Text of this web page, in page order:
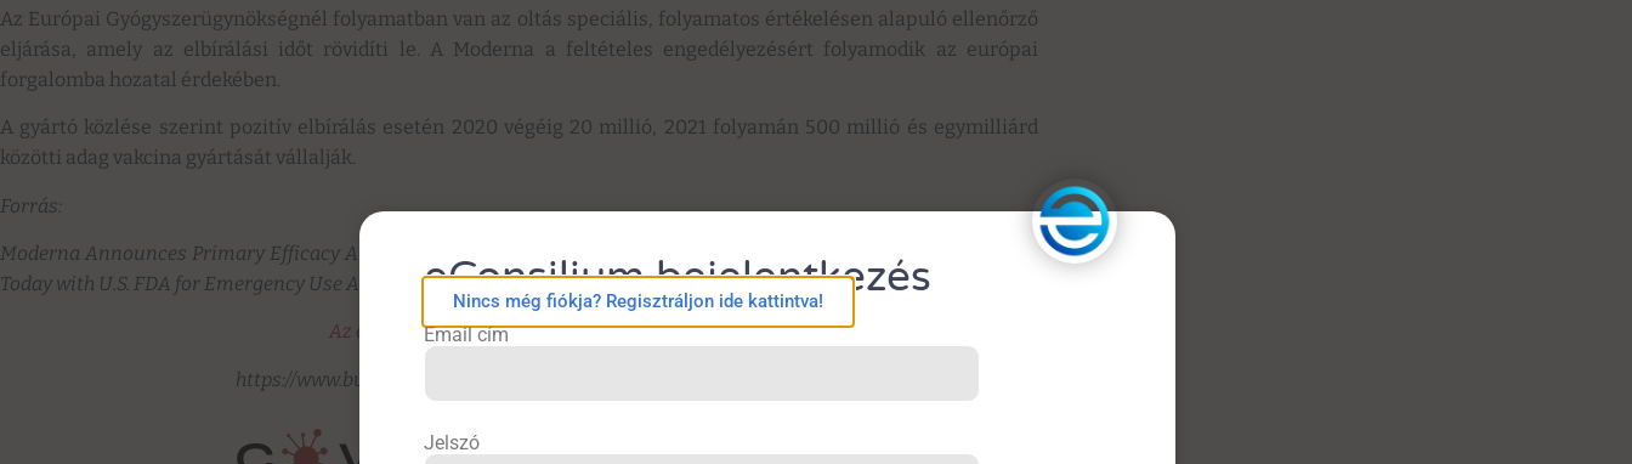
Az Európai Gyógyszerügynökségnél folyamatban van az oltás speciális, folyamatos értékelésen alapuló ellenőrző
eljárása, amely az elbírálási időt rövidíti le. A Moderna a feltételes engedélyezésért folyamodik az európai
forgalomba hozatal érdekében.
A gyártó közlése szerint pozitív elbírálás esetén 2020 végéig 20 millió, 2021 folyamán 500 millió és egymilliárd
közötti adag vakcina gyártását vállalják.
Forrás:
Moderna Announces Primary Efficacy Analysis in Phase 3 COVE Study for Its COVID-19 Vaccine Candidate and Filing
Today with U.S. FDA for Emergency Use Authorization. A Moderna sajtóközleménye. November 30, 2020 at 6:59 AM EST.
Az eredeti sajtóközleményt itt olvashatja el:
https://www.businesswire.com/news/home/20201130005506/en/
eConsilium bejelentkezés
Nincs még fiókja? Regisztráljon ide kattintva!
Email cím
Jelszó